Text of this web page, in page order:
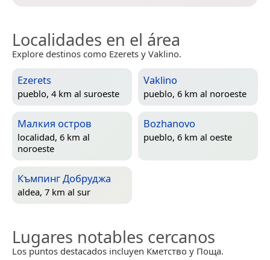
Localidades en el área
Explore destinos como Ezerets y Vaklino.
Ezerets
pueblo, 4 km al suroeste
Vaklino
pueblo, 6 km al noroeste
Малкия остров
localidad, 6 km al
noroeste
Bozhanovo
pueblo, 6 km al oeste
Къмпинг Добруджа
aldea, 7 km al sur
Lugares notables cercanos
Los puntos destacados incluyen Кметство y Поща.